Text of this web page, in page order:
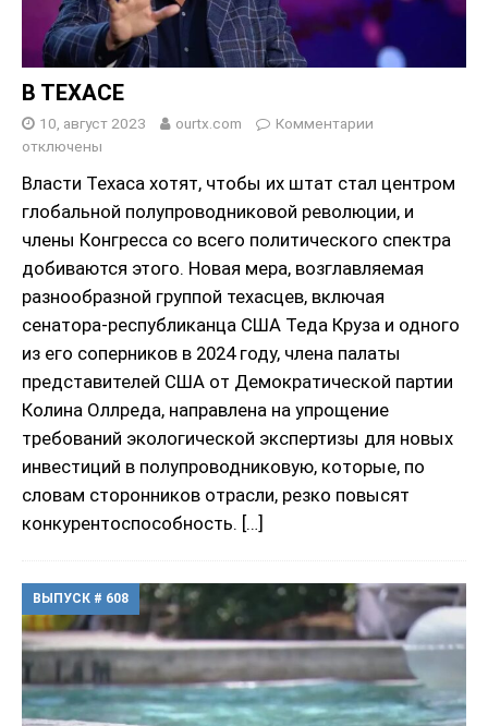
В ТЕХАСЕ
10, август 2023 ourtx.com
Комментарии
отключены
Власти Техаса хотят, чтобы их штат стал центром
глобальной полупроводниковой революции, и
члены Конгресса со всего политического спектра
добиваются этого. Новая мера, возглавляемая
разнообразной группой техасцев, включая
сенатора-республиканца США Теда Круза и одного
из его соперников в 2024 году, члена палаты
представителей США от Демократической партии
Колина Оллреда, направлена на упрощение
требований экологической экспертизы для новых
инвестиций в полупроводниковую, которые, по
словам сторонников отрасли, резко повысят
конкурентоспособность. […]
ВЫПУСК # 608